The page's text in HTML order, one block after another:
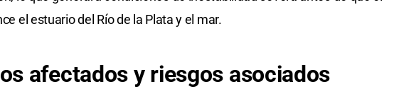
el estuario del Río de la Plata y el mar.
afectados y riesgos asociados